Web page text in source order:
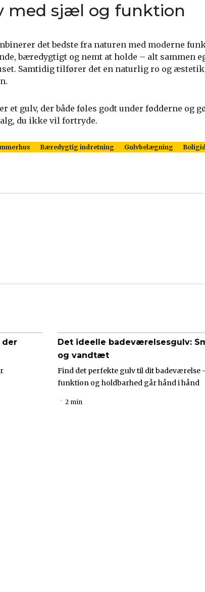
med sjæl og funktion
det bedste fra naturen med moderne
bæredygtigt og nemt at holde – alt sammen
Samtidig tilfører det en naturlig ro og
et gulv, der både føles godt under fødderne og
du ikke vil fortryde.
Bæredygtig indretning Gulvbelægning
der
Det ideelle badeværelsesgulv:
og vandtæt
Find det perfekte gulv til dit badeværelse
funktion og holdbarhed går hånd i hånd
2 min